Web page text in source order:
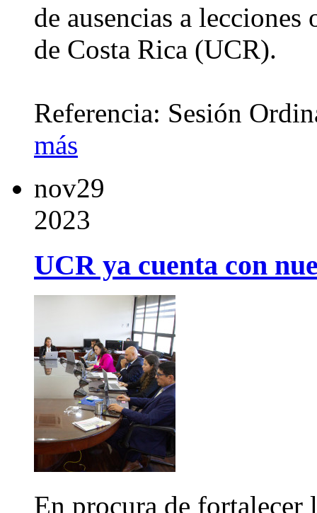
de ausencias a
de Costa Rica (UCR).
Referencia: Sesión
más
nov29
2023
UCR ya cuenta con
En procura de